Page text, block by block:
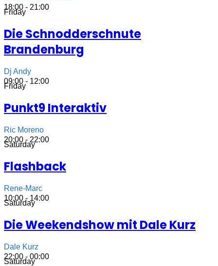
18:00 - 21:00
Friday
Die Schnodderschnute
Brandenburg
Dj Andy
09:00 - 12:00
Friday
Punkt9 Interaktiv
Ric Moreno
20:00 - 22:00
Saturday
Flashback
Rene-Marc
10:00 - 14:00
Saturday
Die Weekendshow mit Dale Kurz
Dale Kurz
22:00 - 00:00
Saturday